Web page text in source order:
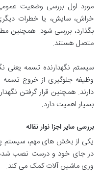
مورد اول بررسی وضعیت
خراش، سایش، یا خطرات
بگذارد، بررسی شود. همچنین
متصل هستند.
سیستم نگهدارنده تسمه یعنی
وظیفه جلوگیری از خروج
دارند. همچنین قرار گرفتن
بسیار اهمیت دارد.
بررسی سایر اجزا نوار نقاله
یکی از بخش های مهم، سیستم
در جای خود و درست نصب شده
وری ماشین آلات کمک می کند.